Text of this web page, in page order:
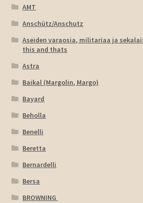
AMT
Anschütz/Anschutz
Aseiden varaosia, militariaa ja
this and thats
Astra
Baikal (Margolin, Margo)
Bayard
Beholla
Benelli
Beretta
Bernardelli
Bersa
BROWNING